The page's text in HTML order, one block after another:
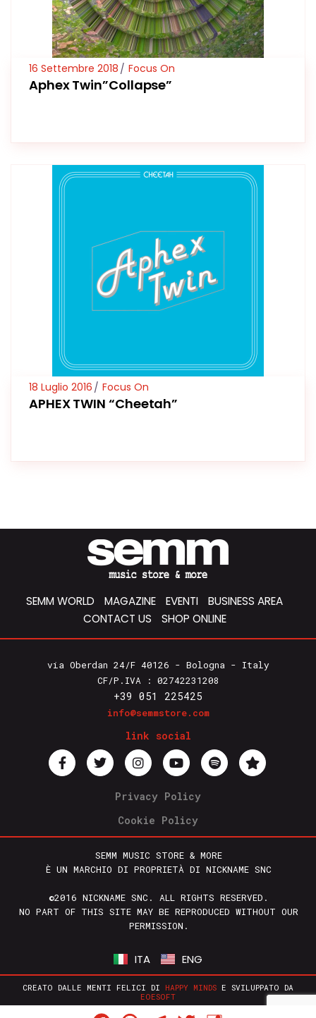
16 Settembre 2018 Focus On
Aphex Twin”Collapse”
18 Luglio 2016 Focus On
APHEX TWIN “Cheetah”
SEMM WORLD MAGAZINE EVENTI
BUSINESS AREA
CONTACT US
SHOP ONLINE
via Oberdan 24/F 40126 - Bologna - Italy
CF/P.IVA : 02742231208
+39 051 225425
info@semmstore.com
link social
Privacy Policy
Cookie Policy
SEMM MUSIC STORE & MORE
È UN MARCHIO DI PROPRIETÀ DI NICKNAME SNC
©2016 NICKNAME SNC. ALL RIGHTS RESERVED.
NO PART OF THIS SITE MAY BE REPRODUCED WITHOUT OUR
PERMISSION.
ITA ENG
CREATO DALLE MENTI FELICI DI HAPPY MINDS E SVILUPPATO DA
EOESOFT